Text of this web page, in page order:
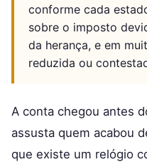
conforme cada
sobre o imposto
da herança, e em
reduzida ou
A conta chegou antes
assusta quem acabou
que existe um relógio